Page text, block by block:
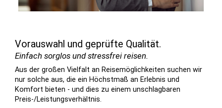
Vorauswahl und geprüfte Qualität.
Einfach sorglos und stressfrei reisen.
Aus der großen Vielfalt an Reise­mög­lich­keiten suchen wir
nur solche aus, die ein Höchst­maß an Er­lebnis und
Komfort bieten - und dies zu einem un­schlag­baren
Preis-/Leistungs­verhältnis.